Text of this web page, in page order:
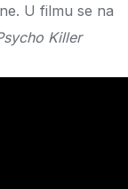
U filmu se na
Killer